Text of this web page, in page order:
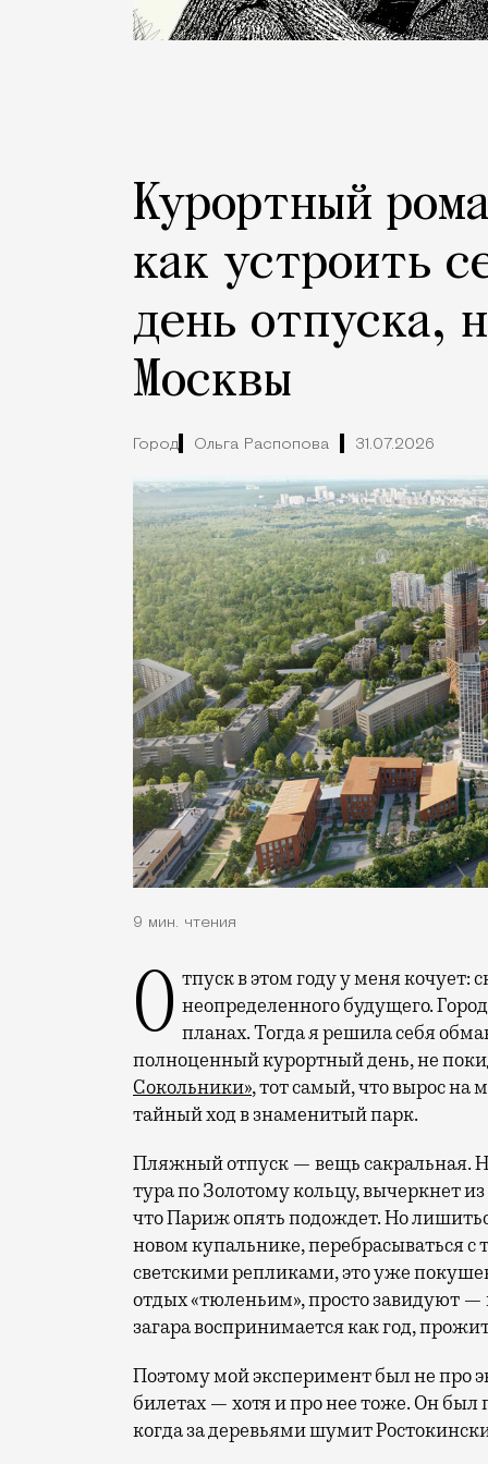
Курортный
как устроить
день отпуска,
Москвы
Город Ольга Распопова 31.07.2026
9 мин. чтения
Отпуск в этом году у меня кочует: сначала переехал на август, потом в область неопределенного будущего.
планах. Тогда я решила себя
полноценный курортный день, не
Сокольники», тот самый, что вырос на
тайный ход в знаменитый парк.
Пляжный отпуск — вещь сакральная.
тура по Золотому кольцу, вычеркнет
что Париж опять подождет. Но
новом купальнике, перебрасываться
светскими репликами, это уже
отдых «тюленьим», просто завидуют —
загара воспринимается как год,
Поэтому мой эксперимент был не про
билетах — хотя и про нее тоже. Он был
когда за деревьями шумит